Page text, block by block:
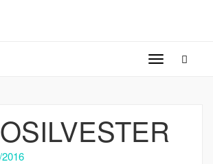
Toggle